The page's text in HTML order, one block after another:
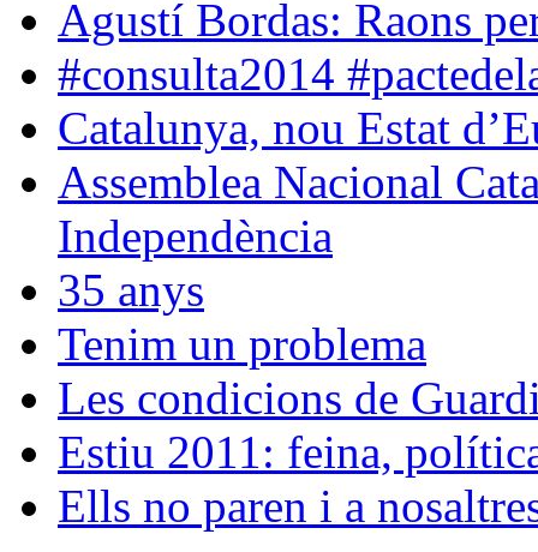
Agustí Bordas: Raons
#consulta2014
Catalunya, nou Estat
Assemblea Nacional
Independència
35 anys
Tenim un problema
Les condicions de
Estiu 2011: feina,
Ells no paren i a